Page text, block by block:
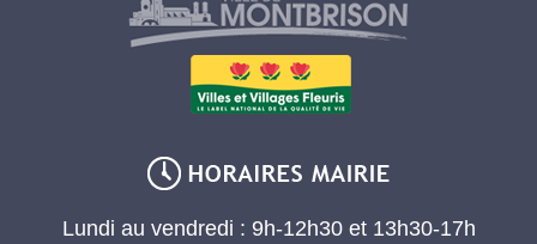
Lundi au vendredi : 9h-12h30 et 13h30-17h